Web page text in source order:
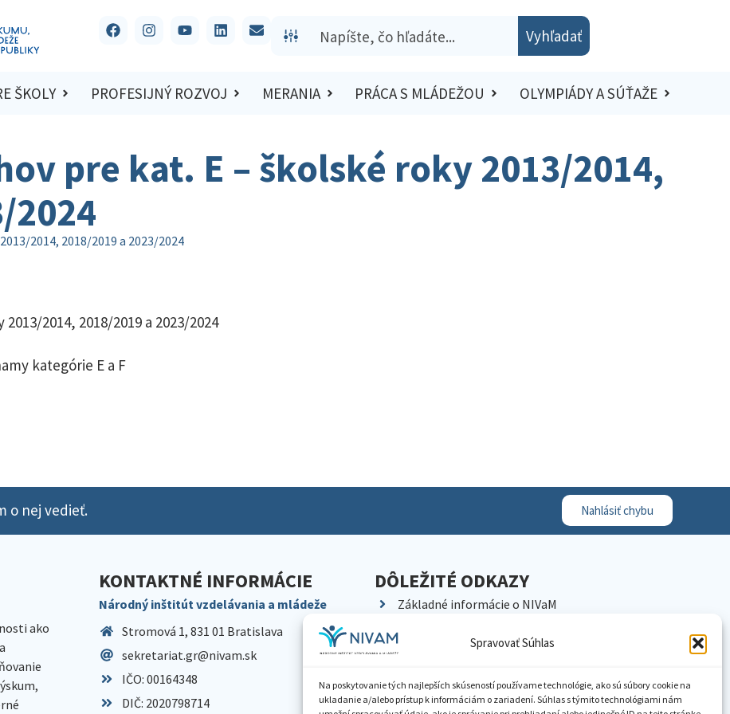
Spravovať Súhlas
Na poskytovanie tých najlepších skúseností používame technológie, ako sú súbory cookie na
ukladanie a/alebo prístup k informáciám o zariadení. Súhlas s týmito technológiami nám
Vyhľadať
ŠKOLY PROFESIJNÝ ROZVOJ MERANIA PRÁCA S MLÁDEŽOU OLYMPIÁDY A SÚŤAŽE
pre kat. E – školské roky 2013/2014,
2024
2014, 2018/2019 a 2023/2024
2014, 2018/2019 a 2023/2024
kategórie E a F
o nej vedieť. Nahlásiť chybu
ako
KONTAKTNÉ INFORMÁCIE
Národný inštitút vzdelávania a mládeže
Stromová 1, 831 01 Bratislava
sekretariat.gr@nivam.sk
IČO: 00164348
DIČ: 2020798714
DÔLEŽITÉ ODKAZY
Základné informácie o NIVaM
Kariéra
Pracoviská NIVaM